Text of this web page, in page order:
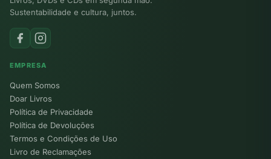
Sustentabilidade e cultura, juntos.
EMPRESA
Quem Somos
Doar Livros
Política de Privacidade
Política de Devoluções
Termos e Condições de Uso
Livro de Reclamações